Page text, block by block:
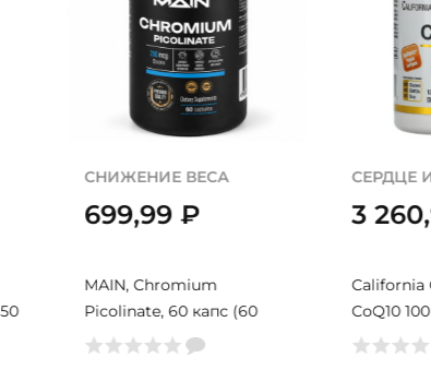
ОМОЛОЖЕНИЕ
2 950,99
LIPOSOMAL VITAMINS,
Liposomal Astaxanthin, 50
мл (50 порций)
MAIN,
Picolinate,
порций)